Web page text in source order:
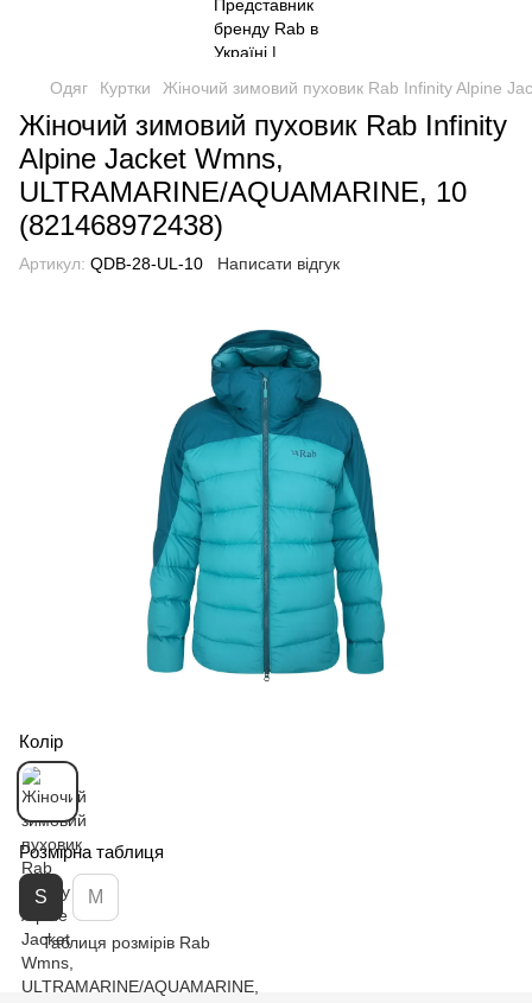
Одяг Куртки Жіночий зимовий пуховик Rab Infinity Alpine
Жіночий зимовий пуховик Rab Infinity
Alpine Jacket Wmns,
ULTRAMARINE/AQUAMARINE, 10
(821468972438)
Артикул: QDB-28-UL-10 Написати відгук
Колір
Розмірна таблиця
S M
Таблиця розмірів Rab